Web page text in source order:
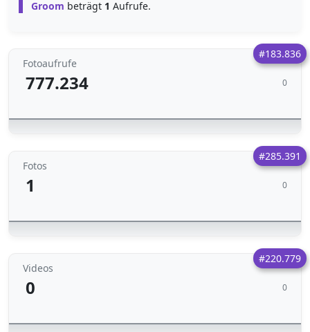
Groom beträgt 1 Aufrufe.
#183.836
Fotoaufrufe
777.234 0
#285.391
Fotos
1 0
#220.779
Videos
0 0